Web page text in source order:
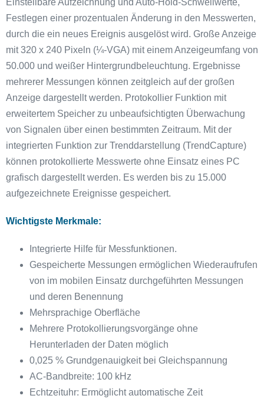
Festlegen einer prozentualen Änderung in den Messwerten,
durch die ein neues Ereignis ausgelöst wird. Große Anzeige
mit 320 x 240 Pixeln (¼-VGA) mit einem Anzeigeumfang von
50.000 und weißer Hintergrundbeleuchtung. Ergebnisse
mehrerer Messungen können zeitgleich auf der großen
Anzeige dargestellt werden. Protokollier Funktion mit
erweitertem Speicher zu unbeaufsichtigten Überwachung
von Signalen über einen bestimmten Zeitraum. Mit der
integrierten Funktion zur Trenddarstellung (TrendCapture)
können protokollierte Messwerte ohne Einsatz eines PC
grafisch dargestellt werden. Es werden bis zu 15.000
aufgezeichnete Ereignisse gespeichert.
Wichtigste Merkmale:
Integrierte Hilfe für Messfunktionen.
Gespeicherte Messungen ermöglichen Wiederaufrufen
von im mobilen Einsatz durchgeführten Messungen
und deren Benennung
Mehrsprachige Oberfläche
Mehrere Protokollierungsvorgänge ohne
Herunterladen der Daten möglich
0,025 % Grundgenauigkeit bei Gleichspannung
AC-Bandbreite: 100 kHz
Echtzeituhr: Ermöglicht automatische Zeit